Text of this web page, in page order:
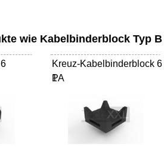
wie Kabelbinderblock Typ B
Kreuz-Kabelbinderblock 6
PA
1